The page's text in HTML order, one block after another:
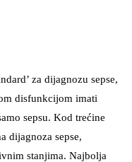
za dijagnozu sepse,
disfunkcijom imati
sepsu. Kod trećine
dijagnoza sepse,
stanjima. Najbolja